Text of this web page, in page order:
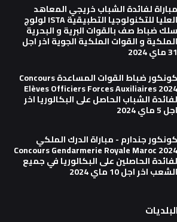
مباراة لفائدة الشباب خريجي المعاهد
العليا للتكنولوجيا التطبيقية ISTA لولوج
سلك ضباط صف بالقوات البرية و البحرية
الملكية و القوات الملكية الجوية اخر اجل
31 ماي 2024
كونكور ضباط القوات المساعدة Concours
Elèves Officiers Forces Auxiliaires 2024
لفائدة الشباب الحاصل على البكالوريا اخر
اجل 5 ماي 2024
كونكور جندارم - مباراة الدرك الملكي
Concours Gendarmerie Royale Maroc 2024
لفائدة الحاصلين على البكالوريا في جميع
الشعب اخر اجل 10 ماي 2024